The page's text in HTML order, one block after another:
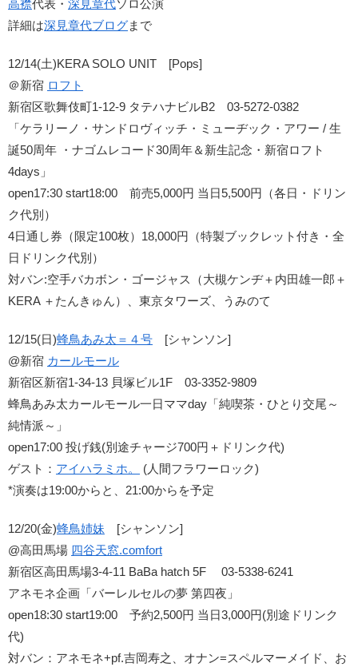
高襟代表・ 深見章代ソロ公演
詳細は深見章代ブログまで
12/14(土)KERA SOLO UNIT [Pops]
＠新宿 ロフト
新宿区歌舞伎町1-12-9 タテハナビルB2 03-5272-0382
「ケラリーノ・サンドロヴィッチ・ミューヂック・アワー / 生
誕50周年 ・ナゴムレコード30周年＆新生記念・新宿ロフト
4days」
open17:30 start18:00 前売5,000円 当日5,500円（各日・ドリン
ク代別）
4日通し券（限定100枚）18,000円（特製ブックレット付き・全
日ドリンク代別）
対バン:空手バカボン・ゴージャス（大槻ケンヂ＋内田雄一郎＋
KERA ＋たんきゅん）、東京タワーズ、うみのて
12/15(日)蜂鳥あみ太＝４号 [シャンソン]
@新宿 カールモール
新宿区新宿1-34-13 貝塚ビル1F 03-3352-9809
蜂鳥あみ太カールモール一日ママday「純喫茶・ひとり交尾～
純情派～」
open17:00 投げ銭(別途チャージ700円＋ドリンク代)
ゲスト： アイハラミホ。
(人間フラワーロック)
*演奏は19:00からと、21:00からを予定
12/20(金)蜂鳥姉妹 [シャンソン]
@高田馬場 四谷天窓.comfort
新宿区高田馬場3-4-11 BaBa hatch 5F 03-5338-6241
アネモネ企画「バーレルセルの夢 第四夜」
open18:30 start19:00 予約2,500円 当日3,000円(別途ドリンク
代)
対バン：アネモネ+pf.吉岡寿之、オナン=スペルマーメイド、お